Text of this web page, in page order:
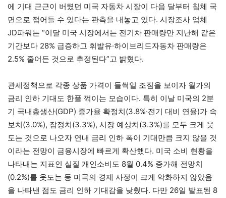
에 기대 근근이 버텼던 미국 자동차 시장이 다음 달부터 침체 국
면으로 접어들 수 있다는 관측을 내놓고 있다. 시장조사 업체
JD파워는 “이달 미국 시장에서는 전기차 판매량만 지난해 같은
기간보다 28% 급증하고 휘발유·하이브리드자동차 판매량은
2.5% 줄어든 것으로 추정된다”고 밝혔다.
관세정책으로 각종 상품 가격이 들썩일 조짐을 보이자 월가의
금리 인하 기대도 한풀 꺾이는 모습이다. 특히 이날 미국의 2분
기 국내총생산(GDP) 증가율 확정치(3.8%·전기 대비 연율)가 속
보치(3.0%), 잠정치(3.3%), 시장 예상치(3.3%)를 모두 크게 웃
도는 것으로 나오자 연내 금리 인하 폭이 기대만큼 크지 않을 것
이라는 전망이 금융시장에 빠르게 확산했다. 미국 소비 현황을
나타내는 지표인 실질 개인소비도 8월 0.4% 증가해 전망치
(0.2%)를 웃도는 등 미국의 경제 사정이 크게 악화하지 않았음
을 나타낸 점도 금리 인하 기대감을 낮췄다. 다만 26일 발표된 8